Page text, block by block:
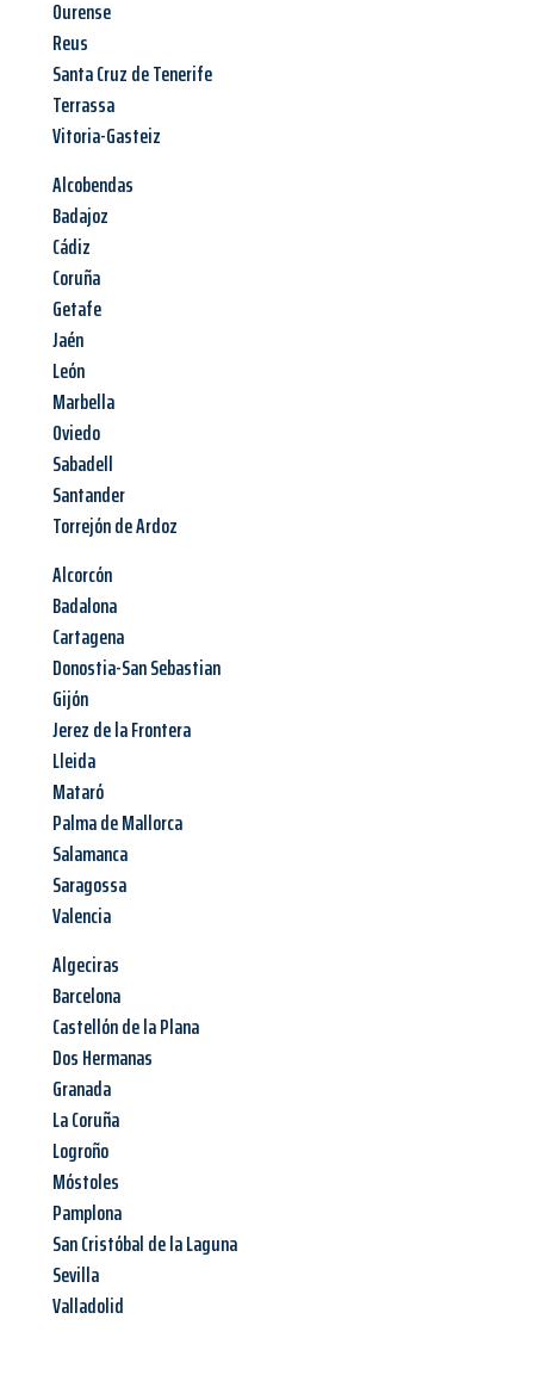
Ourense
Reus
Santa Cruz de Tenerife
Terrassa
Vitoria-Gasteiz
Alcobendas
Badajoz
Cádiz
Coruña
Getafe
Jaén
León
Marbella
Oviedo
Sabadell
Santander
Torrejón de Ardoz
Alcorcón
Badalona
Cartagena
Donostia-San Sebastian
Gijón
Jerez de la Frontera
Lleida
Mataró
Palma de Mallorca
Salamanca
Saragossa
Valencia
Algeciras
Barcelona
Castellón de la Plana
Dos Hermanas
Granada
La Coruña
Logroño
Móstoles
Pamplona
San Cristóbal de la Laguna
Sevilla
Valladolid